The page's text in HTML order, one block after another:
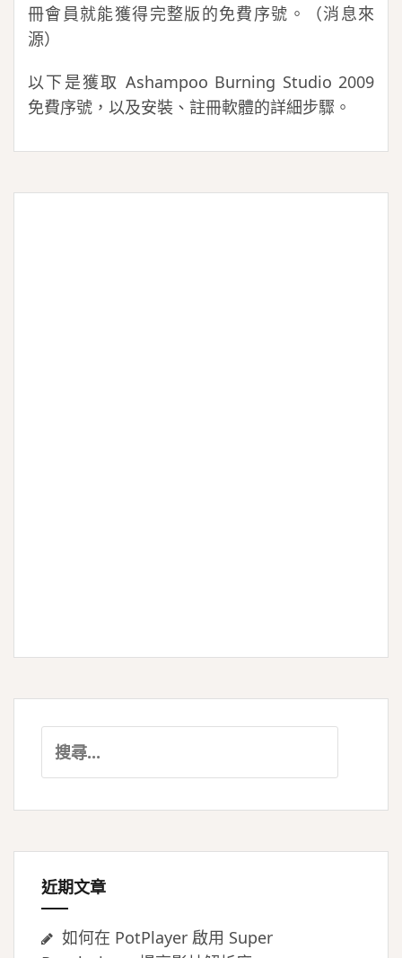
冊會員就能獲得完整版的免費序號。（消息來
源）
以下是獲取 Ashampoo Burning Studio 2009
免費序號，以及安裝、註冊軟體的詳細步驟。
尋
鍵
近期文章
如何在 PotPlayer 啟用 Super